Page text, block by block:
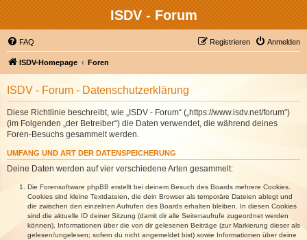
ISDV - Forum
FAQ Anmelden
Registrieren
ISDV-Homepage Foren
ISDV - Forum - Datenschutzerklärung
Diese Richtlinie beschreibt, wie „ISDV - Forum“ („https://www.isdv.net/forum“)
(im Folgenden „der Betreiber“) die Daten verwendet, die während deines
Foren-Besuchs gesammelt werden.
UMFANG UND ART DER DATENSPEICHERUNG
Deine Daten werden auf vier verschiedene Arten gesammelt:
Die Forensoftware phpBB erstellt bei deinem Besuch des Boards mehrere Cookies.
Cookies sind kleine Textdateien, die dein Browser als temporäre Dateien ablegt und
die zwischen den einzelnen Aufrufen des Boards erhalten bleiben. In diesen Cookies
sind die aktuelle ID deiner Sitzung (damit dir alle Seitenaufrufe zugeordnet werden
können), Informationen über die von dir gelesenen Beiträge (zur Markierung dieser als
gelesen/ungelesen; sofern du nicht angemeldet bist) sowie Informationen über deine